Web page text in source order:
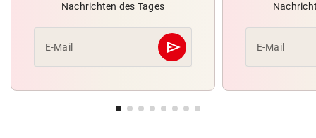
Nachrichten des Tages
E-Mail send
Abschicken E-Mail